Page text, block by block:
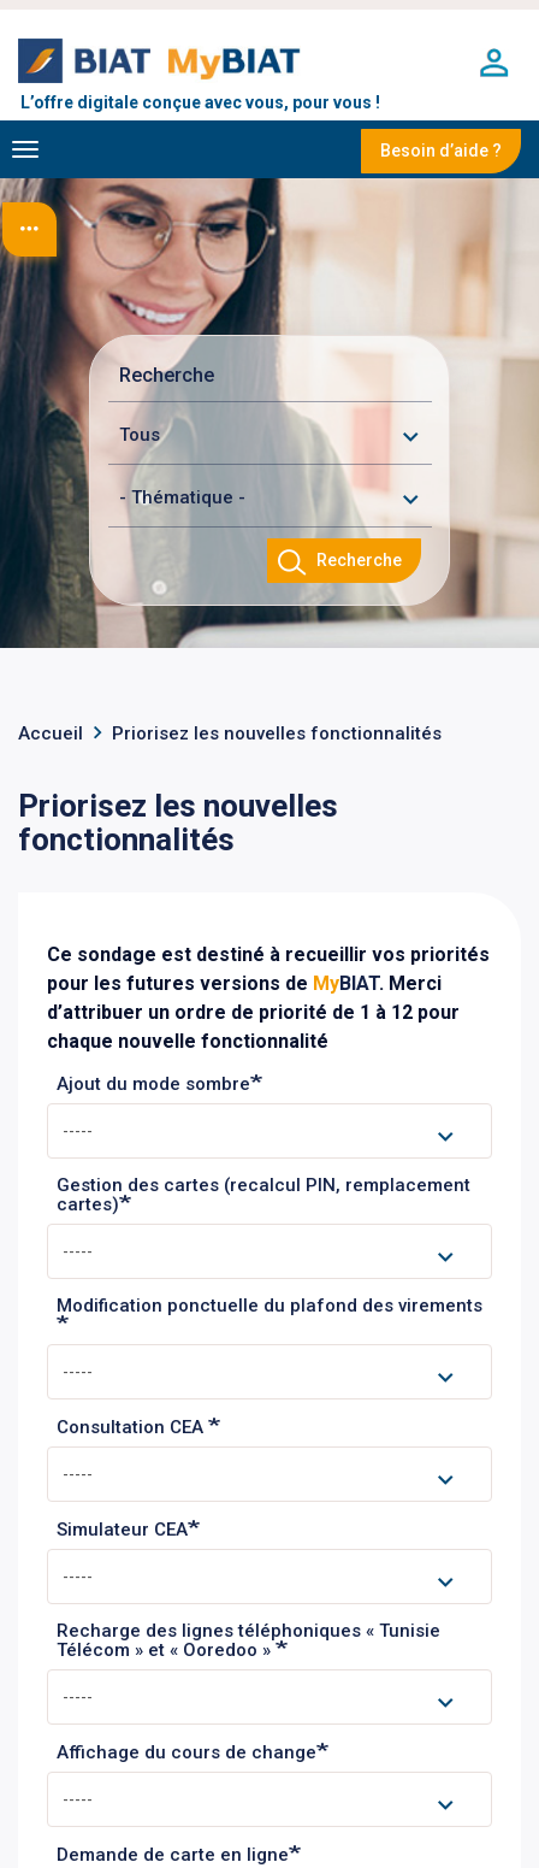
contenu
principal
L’offre digitale conçue avec vous, pour vous !
Besoin d’aide ?
Toggle
Recherche
Accueil Priorisez les nouvelles fonctionnalités
Priorisez les nouvelles
fonctionnalités
Ce sondage est destiné à recueillir vos priorités
pour les futures versions de MyBIAT. Merci
d’attribuer un ordre de priorité de 1 à 12 pour
chaque nouvelle fonctionnalité
Ajout du mode sombre
Gestion des cartes (recalcul PIN, remplacement
cartes)
Modification ponctuelle du plafond des virements
Consultation CEA
Simulateur CEA
Recharge des lignes téléphoniques « Tunisie
Télécom » et « Ooredoo »
Affichage du cours de change
Demande de carte en ligne